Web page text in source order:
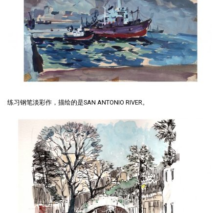
练习钢笔淡彩作，描绘的是SAN ANTONIO RIVER。